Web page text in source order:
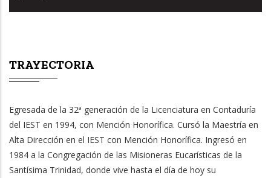
TRAYECTORIA
Egresada de la 32ª generación de la Licenciatura en Contaduría
del IEST en 1994, con Mención Honorífica. Cursó la Maestría en
Alta Dirección en el IEST con Mención Honorífica. Ingresó en
1984 a la Congregación de las Misioneras Eucarísticas de la
Santísima Trinidad, donde vive hasta el día de hoy su